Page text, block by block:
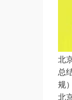
北
总
规
北